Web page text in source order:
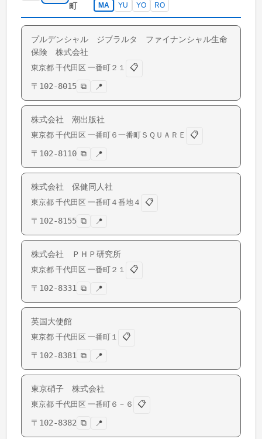
町
MA
YU YO RO
プルデンシャル ジブラルタ ファイナンシャル生命
保険 株式会社
東京都 千代田区 一番町 ２１
📋
〒 102-8015 ⧉ 📍
株式会社 潮出版社
東京都 千代田区 一番町 ６一番町ＳＱＵＡＲＥ
📋
〒 102-8110 ⧉ 📍
株式会社 保健同人社
東京都 千代田区 一番町 ４番地４
📋
〒 102-8155 ⧉ 📍
株式会社 ＰＨＰ研究所
東京都 千代田区 一番町 ２１
📋
〒 102-8331 ⧉ 📍
英国大使館
東京都 千代田区 一番町 １
📋
〒 102-8381 ⧉ 📍
東京硝子 株式会社
東京都 千代田区 一番町 ６－６
📋
〒 102-8382 ⧉ 📍